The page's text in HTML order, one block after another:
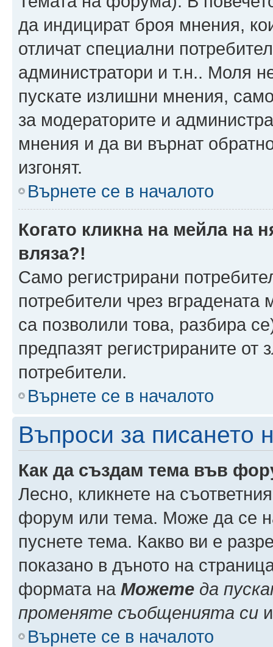
да индицират броя мнения,
отличат специални
администратори и т.н.. Моля
пускате излишни мнения,
за модераторите и
мнения и да ви върнат
изгонят.
Върнете се в началото
Когато кликна на мейла на
вляза?!
Само регистрирани
потребители чрез
са позволили това, разбира
предпазят регистрираните от
потребители.
Върнете се в началото
Въпроси за писането
Как да създам тема във
Лесно, кликнете на
форум или тема. Може да се
пуснете тема. Какво ви е
показано в дъното на
формата на Можете да
променяте съобщенията си
Върнете се в началото